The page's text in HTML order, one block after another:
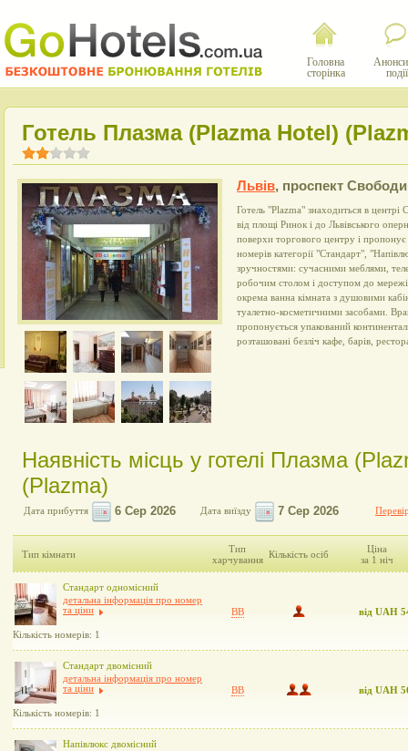
Головна
сторінка
події
Готель Плазма (Plazma Hotel)
Львів, проспект
Готель "Plazma" знаходиться в
від площі Ринок і до Львівського
поверхи торгового центру і
номерів категорії "Стандарт",
зручностями: сучасними меблями,
робочим столом і доступом до
окрема ванна кімната з душовими
туалетно-косметичними засобами.
пропонується упакований
розташовані безліч кафе, барів,
Наявність місць у готелі Плазма
(Plazma)
Дата прибуття Дата виїзду
Тип кімнати
Тип
харчування Кількість осіб
Ціна
за 1 ніч
Стандарт одномісний
детальна інформація про номер
та ціни
Кількість номерів: 1
BB від UAH
Стандарт двомісний
детальна інформація про номер
та ціни
Кількість номерів: 1
BB від UAH
Напівлюкс двомісний